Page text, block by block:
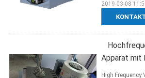
2019-03-08
Apparat mit
High